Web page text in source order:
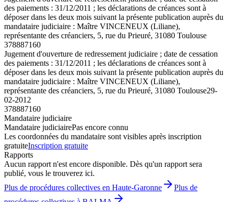
des paiements : 31/12/2011 ; les déclarations de créances sont à
déposer dans les deux mois suivant la présente publication auprès du
mandataire judiciaire : Maître VINCENEUX (Liliane),
représentante des créanciers, 5, rue du Prieuré, 31080 Toulouse
378887160
Jugement d'ouverture de redressement judiciaire ; date de cessation
des paiements : 31/12/2011 ; les déclarations de créances sont à
déposer dans les deux mois suivant la présente publication auprès du
mandataire judiciaire : Maître VINCENEUX (Liliane),
représentante des créanciers, 5, rue du Prieuré, 31080 Toulouse29-
02-2012
378887160
Mandataire judiciaire
Mandataire judiciairePas encore connu
Les coordonnées du mandataire sont visibles après inscription
gratuiteInscription gratuite
Rapports
Aucun rapport n'est encore disponible. Dès qu'un rapport sera
publié, vous le trouverez ici.
Plus de procédures collectives en Haute-Garonne
Plus de